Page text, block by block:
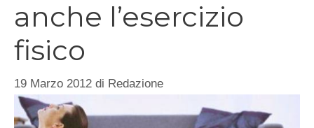
anche l’esercizio
fisico
19 Marzo 2012 di Redazione